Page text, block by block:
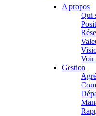
A propos
Qui
Voir
Gestion